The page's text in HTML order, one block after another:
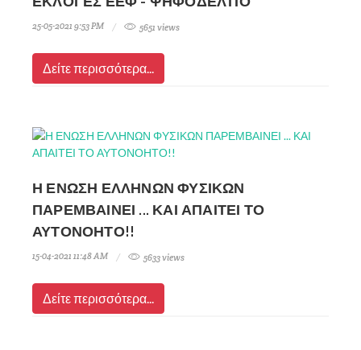
25-05-2021 9:53 PM 5651 views
Δείτε περισσότερα...
Η ΕΝΩΣΗ ΕΛΛΗΝΩΝ ΦΥΣΙΚΩΝ
ΠΑΡΕΜΒΑΙΝΕΙ ... ΚΑΙ ΑΠΑΙΤΕΙ ΤΟ
ΑΥΤΟΝΟΗΤΟ!!
15-04-2021 11:48 AM 5633 views
Δείτε περισσότερα...